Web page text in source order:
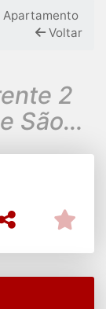
Apartamento
Voltar
2
São